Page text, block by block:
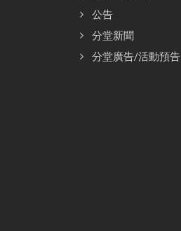
公告
分堂新聞
分堂廣告/活動預告